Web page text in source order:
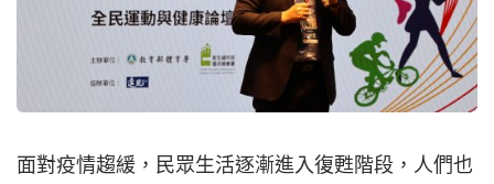
面對疫情趨緩，民眾生活逐漸進入復甦階段，人們也